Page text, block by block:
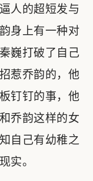
人的超短发与
身上有一种对
巍打破了自己
惹乔韵的，他
钉钉的事，他
乔韵这样的女
自己有幼稚之
实。